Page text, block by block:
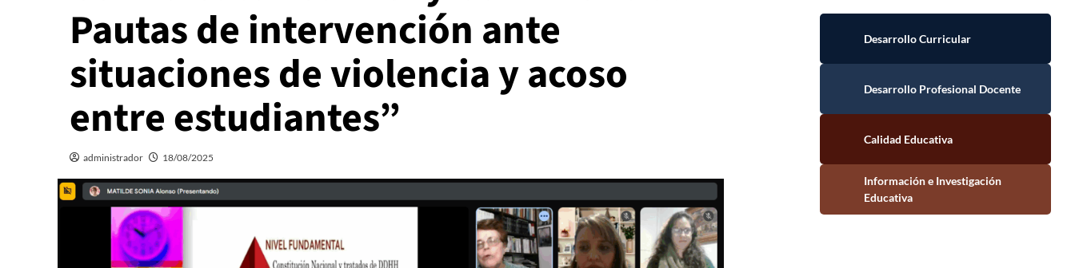
Pautas de intervención ante
situaciones de violencia y acoso
entre estudiantes”
administrador 18/08/2025
Información e Investigación Educativa